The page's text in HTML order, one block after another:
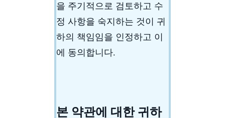
을 주기적으로 검토하고 수
정 사항을 숙지하는 것이 귀
하의 책임임을 인정하고 이
에 동의합니다.
본 약관에 대한 귀하